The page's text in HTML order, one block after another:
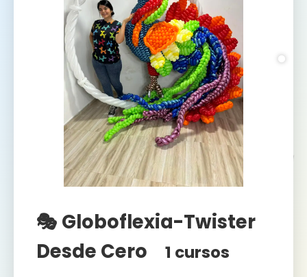
🎭 Globoflexia-Twister
Desde Cero
1 cursos